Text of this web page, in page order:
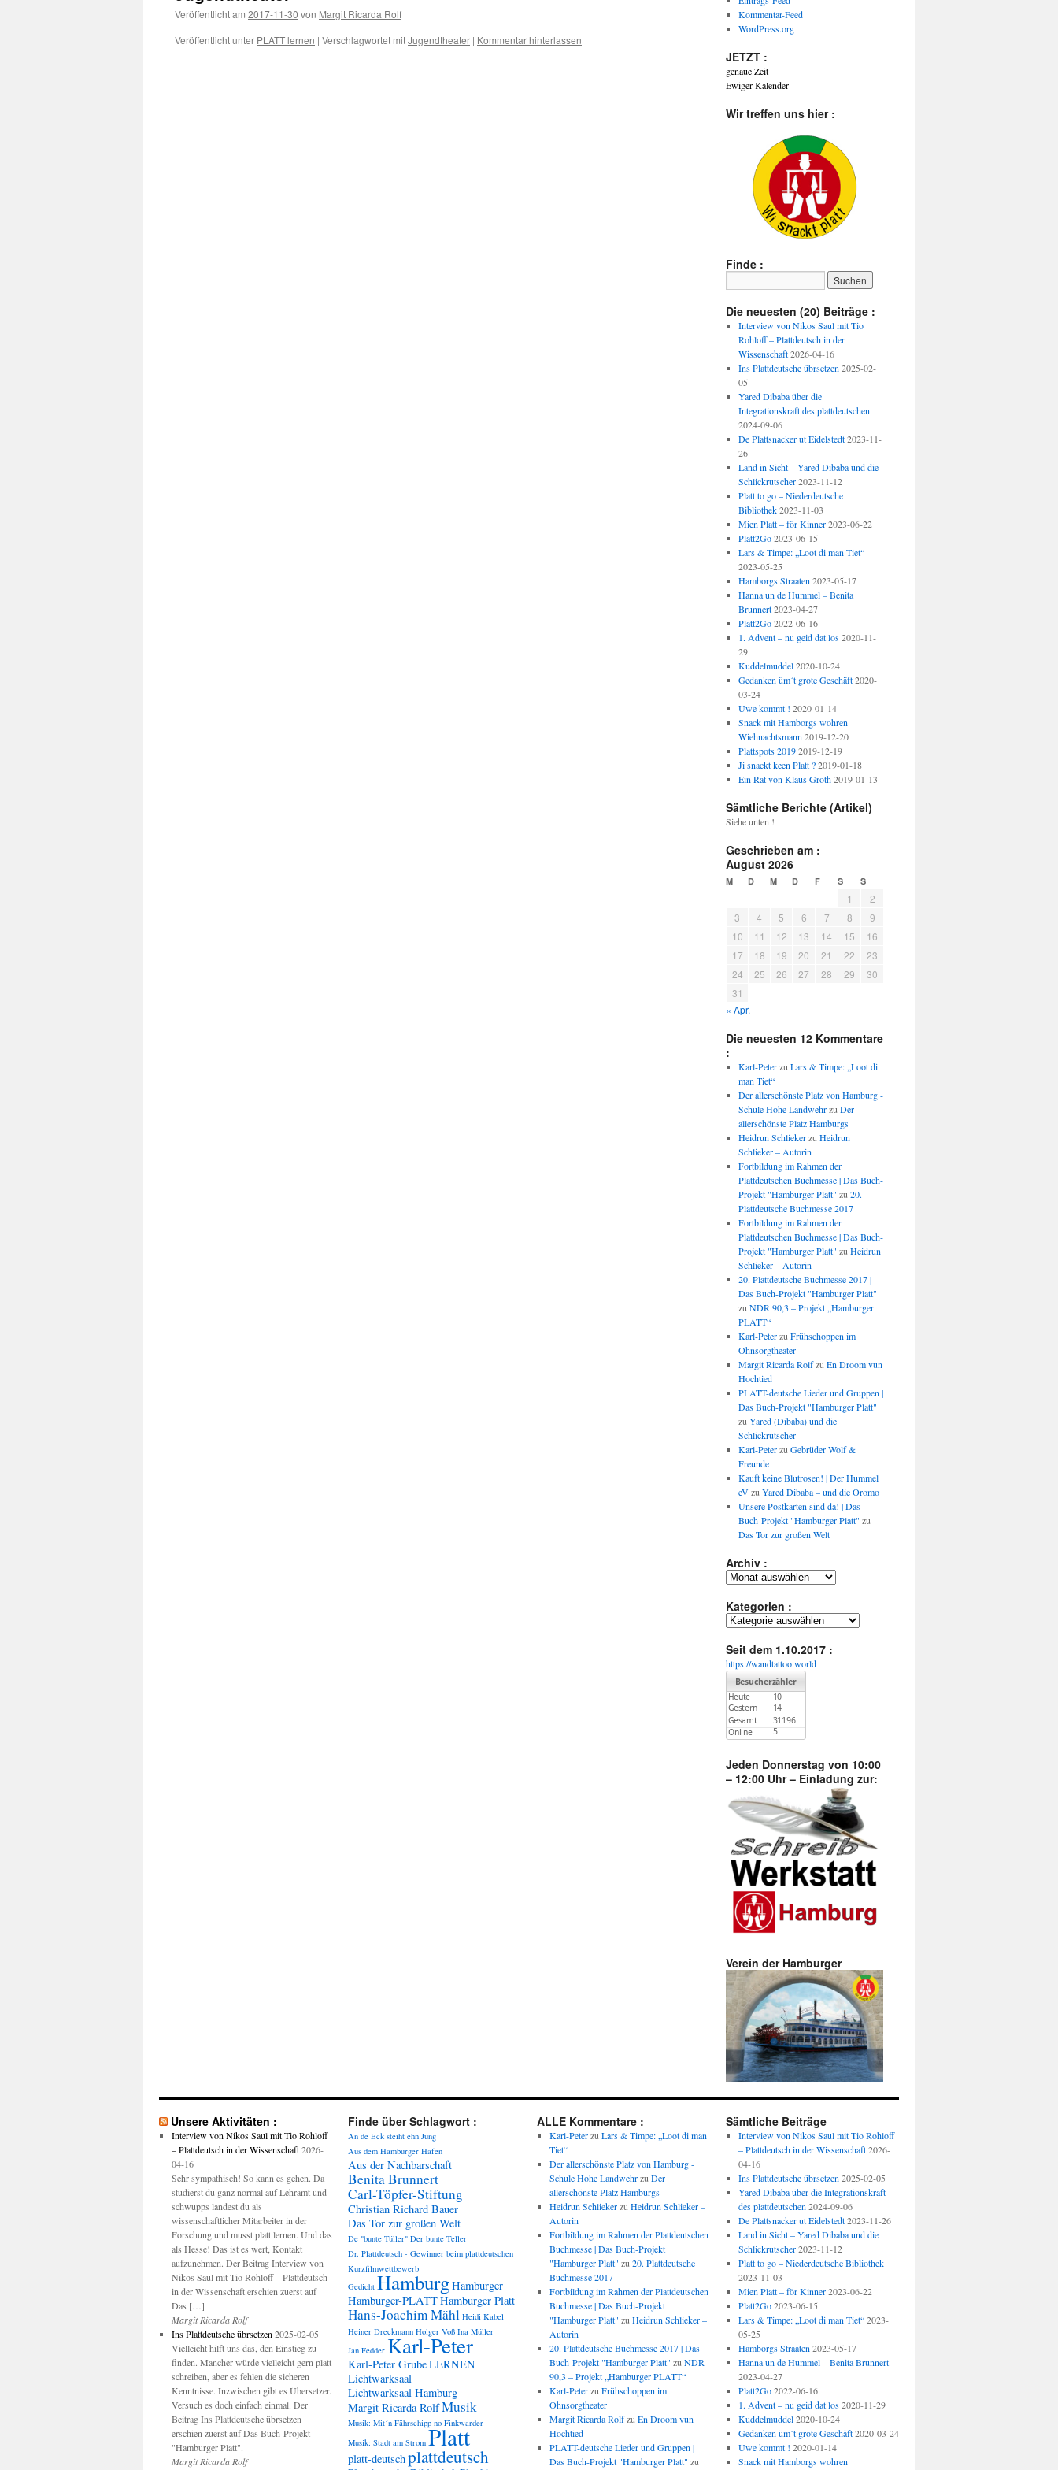
Veröffentlicht am 2017-11-30 von Margit Ricarda Rolf
Veröffentlicht unter PLATT lernen | Verschlagwortet mitJugendtheater | Kommentar hinterlassen
Kommentar-Feed
WordPress.org
JETZT :
genaue Zeit
Ewiger Kalender
Wir treffen uns hier :
Finde :
Die neuesten (20) Beiträge :
Interview von Nikos Saul mit Tio
Rohloff – Plattdeutsch in der
Wissenschaft 2026-04-16
Ins Plattdeutsche übrsetzen 2025-02-
05
Yared Dibaba über die
Integrationskraft des plattdeutschen
2024-09-06
De Plattsnacker ut Eidelstedt 2023-11-
26
Land in Sicht – Yared Dibaba und die
Schlickrutscher 2023-11-12
Platt to go – Niederdeutsche
Bibliothek 2023-11-03
Mien Platt – för Kinner 2023-06-22
Platt2Go 2023-06-15
Lars & Timpe: „Loot di man Tiet“
2023-05-25
Hamborgs Straaten 2023-05-17
Hanna un de Hummel – Benita
Brunnert 2023-04-27
Platt2Go 2022-06-16
1. Advent – nu geid dat los 2020-11-
29
Kuddelmuddel 2020-10-24
Gedanken üm´t grote Geschäft 2020-
03-24
Uwe kommt ! 2020-01-14
Snack mit Hamborgs wohren
Wiehnachtsmann 2019-12-20
Plattspots 2019 2019-12-19
Ji snackt keen Platt ? 2019-01-18
Ein Rat von Klaus Groth 2019-01-13
Sämtliche Berichte (Artikel)
Siehe unten !
Geschrieben am :
August 2026
M D M D F S S
1
2
3
4 5 6 7 8
9
10
11 12 13 14 15
16
17
18 19 20 21 22
23
24
25 26 27 28 29
30
31
« Apr.
Die neuesten 12 Kommentare
:
Karl-PeterzuLars & Timpe: „Loot di
man Tiet“
Der allerschönste Platz von Hamburg -
Schule Hohe LandwehrzuDer
allerschönste Platz Hamburgs
Heidrun SchliekerzuHeidrun
Schlieker – Autorin
Fortbildung im Rahmen der
Plattdeutschen Buchmesse | Das Buch-
Projekt "Hamburger Platt" zu20.
Plattdeutsche Buchmesse 2017
Fortbildung im Rahmen der
Plattdeutschen Buchmesse | Das Buch-
Projekt "Hamburger Platt" zuHeidrun
Schlieker – Autorin
20. Plattdeutsche Buchmesse 2017 |
Das Buch-Projekt "Hamburger Platt"
zuNDR 90,3 – Projekt „Hamburger
PLATT“
Karl-PeterzuFrühschoppen im
Ohnsorgtheater
Margit Ricarda RolfzuEn Droom vun
Hochtied
PLATT-deutsche Lieder und Gruppen |
Das Buch-Projekt "Hamburger Platt"
zuYared (Dibaba) und die
Schlickrutscher
Karl-PeterzuGebrüder Wolf &
Freunde
Kauft keine Blutrosen! | Der Hummel
eVzuYared Dibaba – und die Oromo
Unsere Postkarten sind da! | Das
Buch-Projekt "Hamburger Platt" zu
Das Tor zur großen Welt
Archiv :
Archiv
Kategorien :
Kategorien
Seit dem 1.10.2017 :
https://wandtattoo.world
Jeden Donnerstag von 10:00
– 12:00 Uhr – Einladung zur:
Verein der Hamburger
Unsere Aktivitäten :
Interview von Nikos Saul mit Tio Rohloff
– Plattdeutsch in der Wissenschaft 2026-
04-16
Sehr sympathisch! So kann es gehen. Da
studierst du ganz normal auf Lehramt und
schwupps landest du als
wissenschaftlicher Mitarbeiter in der
Forschung und musst platt lernen. Und das
als Hesse! Das ist es wert, Kontakt
aufzunehmen. Der Beitrag Interview von
Nikos Saul mit Tio Rohloff – Plattdeutsch
in der Wissenschaft erschien zuerst auf
Das […]
Margit Ricarda Rolf
Ins Plattdeutsche übrsetzen 2025-02-05
Vielleicht hilft uns das, den Einstieg zu
finden. Mancher würde vielleicht gern platt
schreiben, aber es fehlen die sicheren
Kenntnisse. Inzwischen gibt es Übersetzer.
Versuch es doch einfach einmal. Der
Beitrag Ins Plattdeutsche übrsetzen
erschien zuerst auf Das Buch-Projekt
"Hamburger Platt".
Margit Ricarda Rolf
Finde über Schlagwort :
An de Eck steiht ehn Jung
Aus dem Hamburger Hafen
Aus der Nachbarschaft
Benita Brunnert
Carl-Töpfer-Stiftung
Christian Richard Bauer
Das Tor zur großen Welt
De "bunte Tüller" Der bunte Teller
Dr. Plattdeutsch - Gewinner beim plattdeutschen
Kurzfilmwettbewerb
Gedicht HamburgHamburger
Hamburger-PLATTHamburger Platt
Hans-Joachim Mähl Heidi Kabel
Heiner Dreckmann Holger Voß Ina Müller
Jan Fedder Karl-Peter
Karl-Peter GrubeLERNEN
Lichtwarksaal
Lichtwarksaal Hamburg
Margit Ricarda RolfMusik
Musik: Mit´n Fährschipp no Finkwarder
Musik: Stadt am Strom Platt
platt-deutschplattdeutsch
ALLE Kommentare :
Karl-Peterzu Lars & Timpe: „Loot di man
Tiet“
Der allerschönste Platz von Hamburg -
Schule Hohe Landwehrzu Der
allerschönste Platz Hamburgs
Heidrun Schliekerzu Heidrun Schlieker –
Autorin
Fortbildung im Rahmen der Plattdeutschen
Buchmesse | Das Buch-Projekt
"Hamburger Platt" zu 20. Plattdeutsche
Buchmesse 2017
Fortbildung im Rahmen der Plattdeutschen
Buchmesse | Das Buch-Projekt
"Hamburger Platt" zu Heidrun Schlieker –
Autorin
20. Plattdeutsche Buchmesse 2017 | Das
Buch-Projekt "Hamburger Platt" zu NDR
90,3 – Projekt „Hamburger PLATT“
Karl-Peterzu Frühschoppen im
Ohnsorgtheater
Margit Ricarda Rolfzu En Droom vun
Hochtied
PLATT-deutsche Lieder und Gruppen |
Das Buch-Projekt "Hamburger Platt" zu
Sämtliche Beiträge
Interview von Nikos Saul mit Tio Rohloff
– Plattdeutsch in der Wissenschaft 2026-
04-16
Ins Plattdeutsche übrsetzen 2025-02-05
Yared Dibaba über die Integrationskraft
des plattdeutschen 2024-09-06
De Plattsnacker ut Eidelstedt 2023-11-26
Land in Sicht – Yared Dibaba und die
Schlickrutscher 2023-11-12
Platt to go – Niederdeutsche Bibliothek
2023-11-03
Mien Platt – för Kinner 2023-06-22
Platt2Go 2023-06-15
Lars & Timpe: „Loot di man Tiet“ 2023-
05-25
Hamborgs Straaten 2023-05-17
Hanna un de Hummel – Benita Brunnert
2023-04-27
Platt2Go 2022-06-16
1. Advent – nu geid dat los 2020-11-29
Kuddelmuddel 2020-10-24
Gedanken üm´t grote Geschäft 2020-03-24
Uwe kommt ! 2020-01-14
Snack mit Hamborgs wohren